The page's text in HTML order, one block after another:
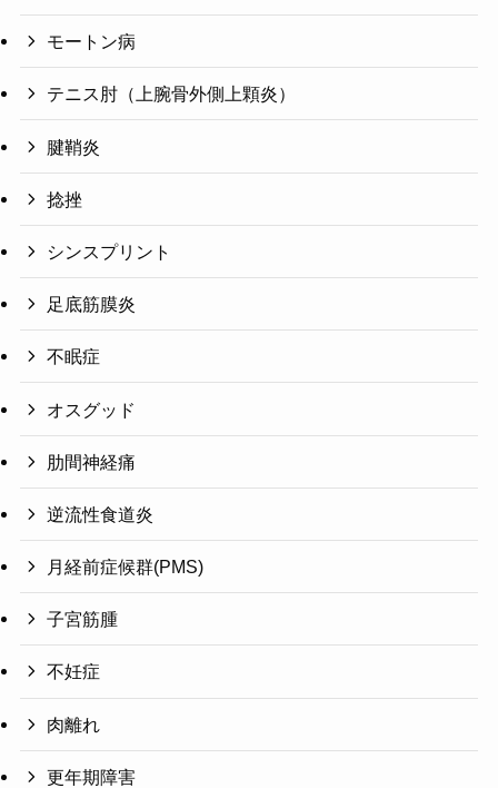
モートン病
テニス肘（上腕骨外側上顆炎）
腱鞘炎
捻挫
シンスプリント
足底筋膜炎
不眠症
オスグッド
肋間神経痛
逆流性食道炎
月経前症候群(PMS)
子宮筋腫
不妊症
肉離れ
更年期障害